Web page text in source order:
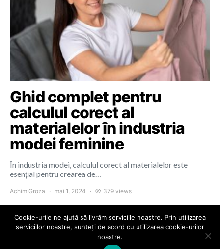
Ghid complet pentru
calculul corect al
materialelor în industria
modei feminine
În industria modei, calculul corect al materialelor este
esențial pentru crearea de…
Achim Groza mai 1, 2024 379 views
Colours of Cluj
Cookie-urile ne ajută să livrăm serviciile noastre. Prin utilizarea
serviciilor noastre, sunteți de acord cu utilizarea cookie-urilor
noastre.